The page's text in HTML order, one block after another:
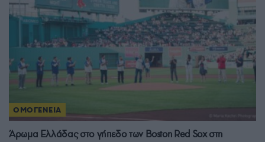
ΟΜΟΓΕΝΕΙΑ
Άρωμα Ελλάδας στο γήπεδο των Boston Red Sox στη